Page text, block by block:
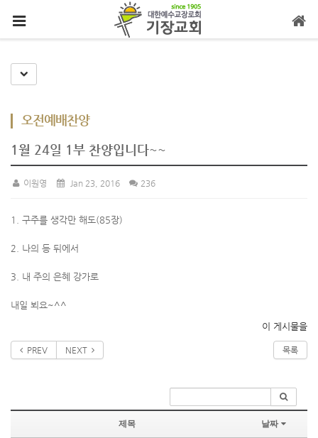
Toggle Dropdown
오전예배찬양
1월 24일 1부 찬양입니다~~
이원영 Jan 23, 2016 236
1. 구주를 생각만 해도(85장)
2. 나의 등 뒤에서
3. 내 주의 은혜 강가로
내일 뵈요~^^
이 게시물을
PREV NEXT 목록
제목 날짜